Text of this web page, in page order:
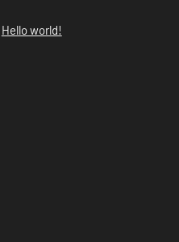
Hello world!